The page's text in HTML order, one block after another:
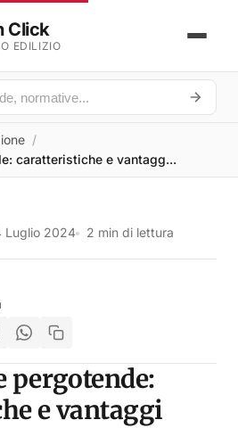
Click
EDILIZIO
caratteristiche e vantagg...
Luglio 2024 2 min di lettura
pergotende:
e vantaggi